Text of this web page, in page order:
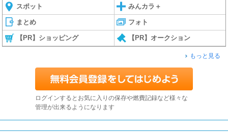
スポット みんカラ＋
まとめ フォト
【PR】ショッピング 【PR】オークション
もっと見る
ログインするとお気に入りの保存や燃費記録など様々な
管理が出来るようになります